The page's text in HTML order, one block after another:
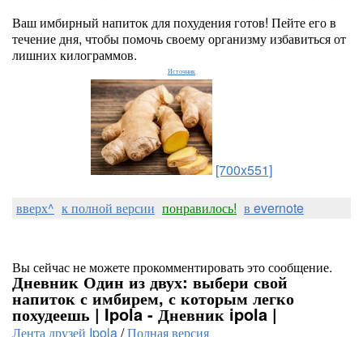
Ваш имбирный напиток для похудения готов! Пейте его в
течение дня, чтобы помочь своему организму избавиться от
лишних килограммов.
Источник
[700x551]
вверх^ к полной версии понравилось! в evernote
Вы сейчас не можете прокомментировать это сообщение.
Дневник Один из двух: выбери свой
напиток с имбирем, с которым легко
похудеешь | Ipola - Дневник ipola |
Лента друзей Ipola/Полная версия